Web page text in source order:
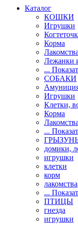
Каталог
КОШКИ
Игрушки
Корма
Лакомства
Лежанки
...
СОБАКИ
Игрушки
Клетки,
Корма
Лакомства
...
домики,
игрушки
клетки
корм
лакомства
...
ПТИЦЫ
гнезда
игрушки